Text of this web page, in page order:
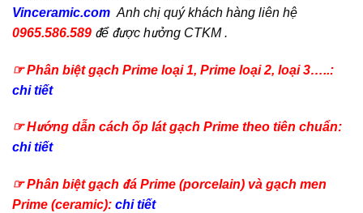
Vinceramic.com Anh chị quý khách hàng liên hệ
0965.586.589 để được hưởng CTKM .
☞ Phân biệt gạch Prime loại 1, Prime loại 2, loại 3…..:
chi tiết
☞ Hướng dẫn cách ốp lát gạch Prime theo tiên chuẩn:
chi tiết
☞ Phân biệt gạch đá Prime (porcelain) và gạch men
Prime (ceramic): chi tiết